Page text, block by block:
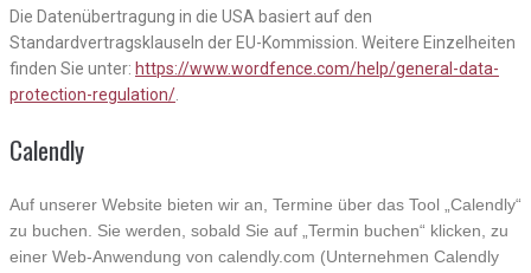
Die Datenübertragung in die USA basiert auf den
Standardvertragsklauseln der EU-Kommission. Weitere Einzelheiten
finden Sie unter: https://www.wordfence.com/help/general-data-
protection-regulation/
Calendly
Auf unserer Website bieten wir an, Termine über das Tool „Calendly“
zu buchen. Sie werden, sobald Sie auf „Termin buchen“ klicken, zu
einer Web-Anwendung von calendly.com (Unternehmen Calendly